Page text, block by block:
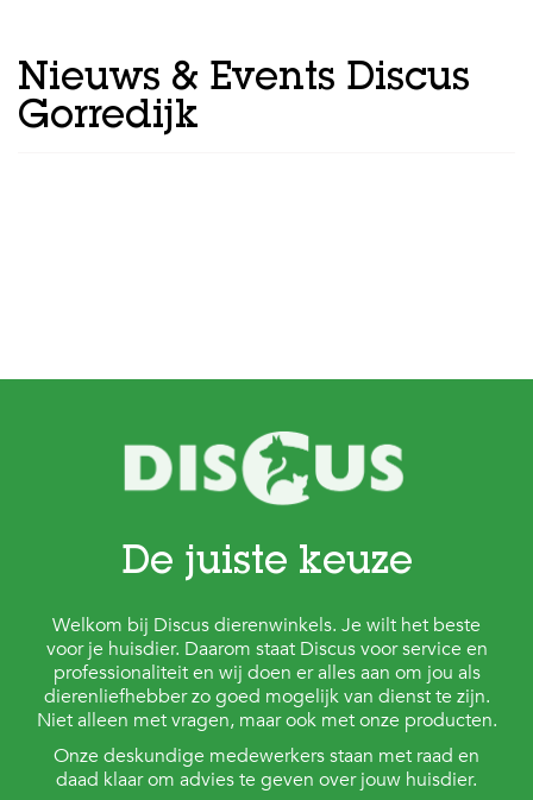
Nieuws & Events Discus
Gorredijk
De juiste keuze
Welkom bij Discus dierenwinkels. Je wilt het beste
voor je huisdier. Daarom staat Discus voor service en
professionaliteit en wij doen er alles aan om jou als
dierenliefhebber zo goed mogelijk van dienst te zijn.
Niet alleen met vragen, maar ook met onze producten.
Onze deskundige medewerkers staan met raad en
daad klaar om advies te geven over jouw huisdier.